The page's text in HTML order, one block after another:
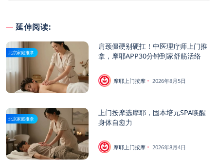
延伸阅读:
北京家庭推拿
肩颈僵硬别硬扛！中医理疗师上门推
拿，摩耶APP30分钟到家舒筋活络
摩耶上门按摩 2026年8月5日
北京家庭推拿
上门按摩选摩耶，固本培元SPA唤醒
身体自愈力
摩耶上门按摩 2026年8月4日